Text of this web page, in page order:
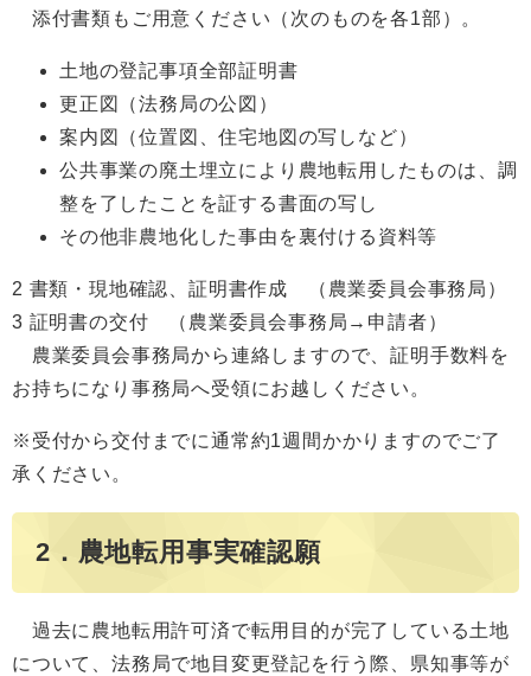
添付書類もご用意ください（次のものを各1部）。
土地の登記事項全部証明書
更正図（法務局の公図）
案内図（位置図、住宅地図の写しなど）
公共事業の廃土埋立により農地転用したものは、調
整を了したことを証する書面の写し
その他非農地化した事由を裏付ける資料等
2 書類・現地確認、証明書作成 （農業委員会事務局）
3 証明書の交付 （農業委員会事務局→申請者）
農業委員会事務局から連絡しますので、証明手数料を
お持ちになり事務局へ受領にお越しください。
※受付から交付までに通常約1週間かかりますのでご了
承ください。
2．農地転用事実確認願
過去に農地転用許可済で転用目的が完了している土地
について、法務局で地目変更登記を行う際、県知事等が